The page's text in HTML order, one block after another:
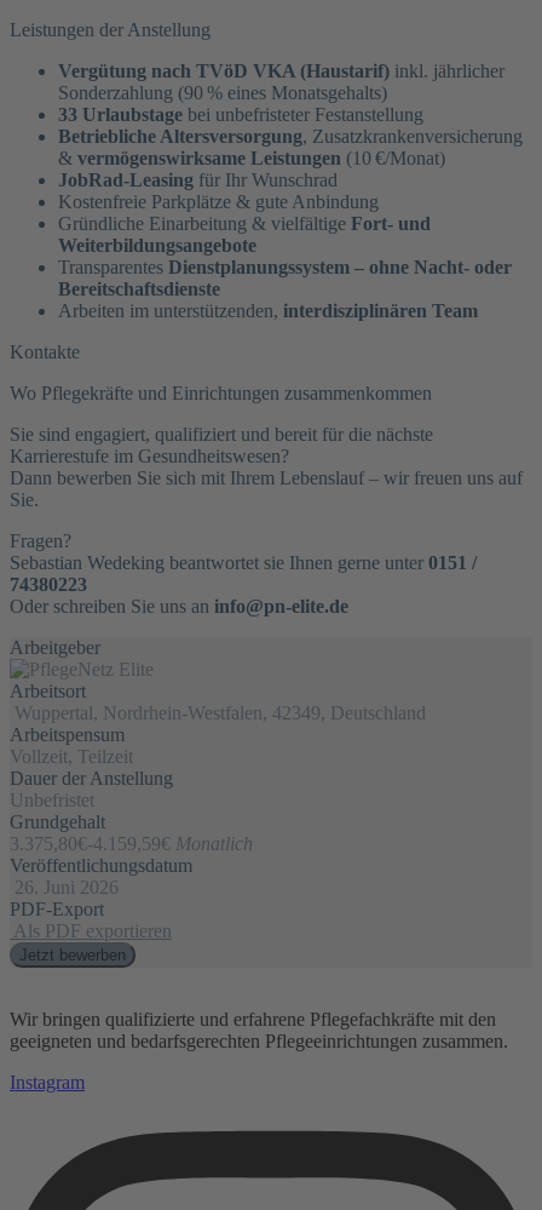
Leistungen der Anstellung
Vergütung nach TVöD VKA (Haustarif) inkl. jährlicher
Sonderzahlung (90 % eines Monatsgehalts)
33 Urlaubstage bei unbefristeter Festanstellung
Betriebliche Altersversorgung, Zusatzkrankenversicherung
& vermögenswirksame Leistungen (10 €/Monat)
JobRad-Leasing für Ihr Wunschrad
Kostenfreie Parkplätze & gute Anbindung
Gründliche Einarbeitung & vielfältige Fort- und
Weiterbildungsangebote
Transparentes Dienstplanungssystem – ohne Nacht- oder
Bereitschaftsdienste
Arbeiten im unterstützenden, interdisziplinären Team
Kontakte
Wo Pflegekräfte und Einrichtungen zusammenkommen
Sie sind engagiert, qualifiziert und bereit für die nächste
Karrierestufe im Gesundheitswesen?
Dann bewerben Sie sich mit Ihrem Lebenslauf – wir freuen uns auf
Sie.
Fragen?
Sebastian Wedeking beantwortet sie Ihnen gerne unter 0151 /
74380223
Oder schreiben Sie uns an info@pn-elite.de
Arbeitgeber
Arbeitsort
Wuppertal, Nordrhein-Westfalen, 42349, Deutschland
Arbeitspensum
Vollzeit, Teilzeit
Dauer der Anstellung
Unbefristet
Grundgehalt
3.375,80€-4.159,59€ Monatlich
Veröffentlichungsdatum
26. Juni 2026
PDF-Export
Als PDF exportieren
Jetzt bewerben
Wir bringen qualifizierte und erfahrene Pflegefachkräfte mit den
geeigneten und bedarfsgerechten Pflegeeinrichtungen zusammen.
Instagram